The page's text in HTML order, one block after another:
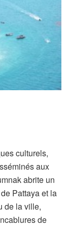
culturels,
aux
abrite un
Pattaya et la
de la ville,
de